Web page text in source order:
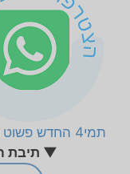
תמי4 החדש פשוט מושלם
▼ תיבת